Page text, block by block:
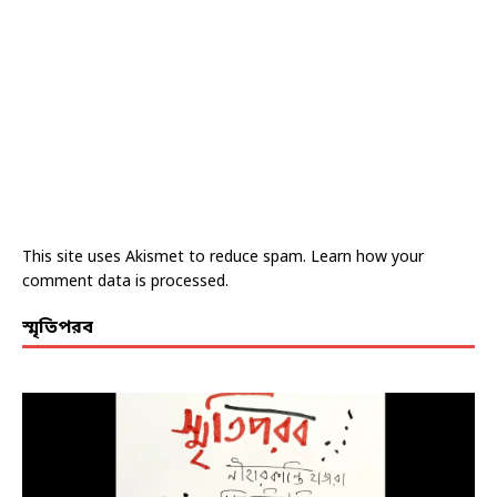
This site uses Akismet to reduce spam. Learn how your
comment data is processed.
স্মৃতিপরব